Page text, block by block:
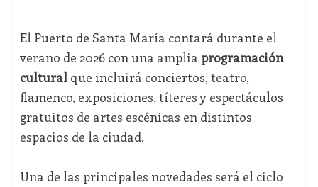
El Puerto de Santa María contará durante el
verano de 2026 con una amplia programación
culturalque incluirá conciertos, teatro,
flamenco, exposiciones, títeres y espectáculos
gratuitos de artes escénicas en distintos
espacios de la ciudad.
Una de las principales novedades será el ciclo